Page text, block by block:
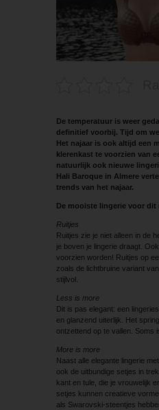
De temperatuur is weer
definitief voorbij. Tijd om
Het najaar is ook altijd een
klerenkast te voorzien van
natuurlijk ook nieuwe
Hali Baroque in Almere
trends van het najaar.
De mooiste lingerie voor dit
Ruitjes
Ruitjes zie je niet alleen in de
je boven je lingerie draagt.
voorzien worden! Ruitjes op
zoals de lichtbruine variant
stijlvol.
Less is more
Dit is pas elegant: een
en glanzend uiterlijk. Het
ontzettend op te vallen. Soms
More is more
Naast alle elegante lingerie
ook de uitbundige setjes in
kant en tule, die je vrouwelijk
setjes kunnen creatieve
als Swarovski-steentjes